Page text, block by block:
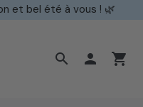
et bel été à vous ! 🌿
search  shopping_cart